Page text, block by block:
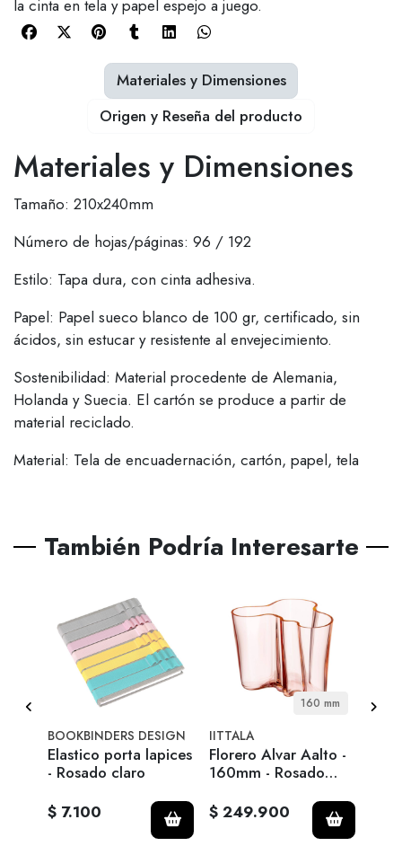
la cinta en tela y papel espejo a juego.
Materiales y Dimensiones
Tamaño: 210x240mm
Número de hojas/páginas: 96 / 192
Estilo: Tapa dura, con cinta adhesiva.
Papel: Papel sueco blanco de 100 gr, certificado, sin
ácidos, sin estucar y resistente al envejecimiento.
Sostenibilidad: Material procedente de Alemania,
Holanda y Suecia. El cartón se produce a partir de
material reciclado.
Material: Tela de encuadernación, cartón, papel, tela
Materiales y Dimensiones
Origen y Reseña del producto
También Podría Interesarte
BOOKBINDERS DESIGN
Elastico porta lapices
- Rosado claro
$ 7.100
160 mm
IITTALA
Florero Alvar Aalto -
160mm - Rosado
$ 249.900